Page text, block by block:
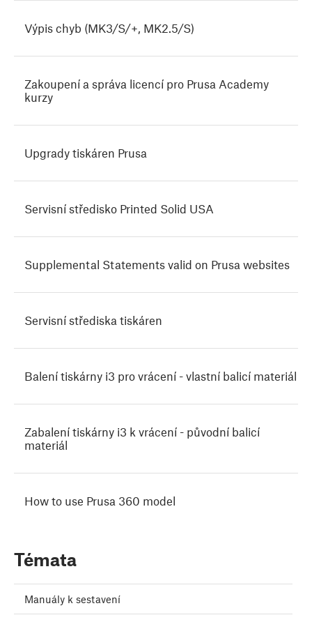
Výpis chyb (MK3/S/+, MK2.5/S)
Zakoupení a správa licencí pro Prusa Academy
kurzy
Upgrady tiskáren Prusa
Servisní středisko Printed Solid USA
Supplemental Statements valid on Prusa websites
Servisní střediska tiskáren
Balení tiskárny i3 pro vrácení - vlastní balicí materiál
Zabalení tiskárny i3 k vrácení - původní balicí
materiál
How to use Prusa 360 model
Témata
Manuály k sestavení